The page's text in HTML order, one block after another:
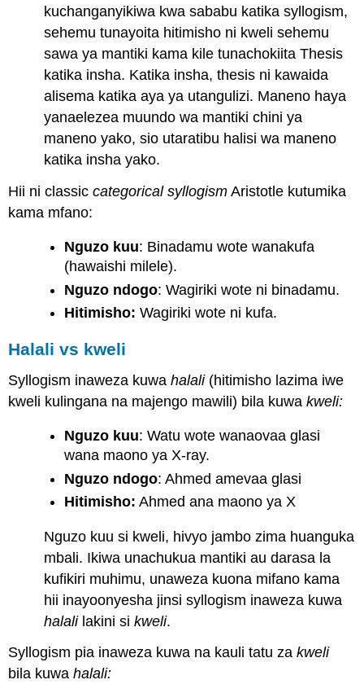
kuchanganyikiwa kwa sababu katika syllogism,
sehemu tunayoita hitimisho ni kweli sehemu
sawa ya mantiki kama kile tunachokiita Thesis
katika insha. Katika insha, thesis ni kawaida
alisema katika aya ya utangulizi. Maneno haya
yanaelezea muundo wa mantiki chini ya
maneno yako, sio utaratibu halisi wa maneno
katika insha yako.
Hii ni classiccategorical syllogism Aristotle kutumika
kama mfano:
Nguzo kuu: Binadamu wote wanakufa
(hawaishi milele).
Nguzo ndogo: Wagiriki wote ni binadamu.
Hitimisho: Wagiriki wote ni kufa.
Halali vs kweli
Syllogism inaweza kuwahalali(hitimisho lazima iwe
kweli kulingana na majengo mawili) bila kuwakweli:
Nguzo kuu: Watu wote wanaovaa glasi
wana maono ya X-ray.
Nguzo ndogo: Ahmed amevaa glasi
Hitimisho: Ahmed ana maono ya X
Nguzo kuu si kweli, hivyo jambo zima huanguka
mbali. Ikiwa unachukua mantiki au darasa la
kufikiri muhimu, unaweza kuona mifano kama
hii inayoonyesha jinsi syllogism inaweza kuwa
halalilakini sikweli.
Syllogism pia inaweza kuwa na kauli tatu zakweli
bila kuwahalali: